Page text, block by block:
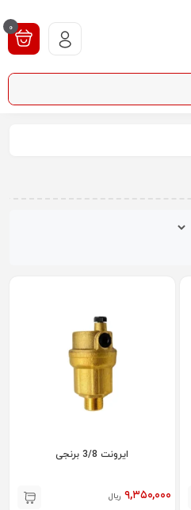
0
ایرونت 3/8 برنجی
۹,۳۵۰,۰۰۰ ریال